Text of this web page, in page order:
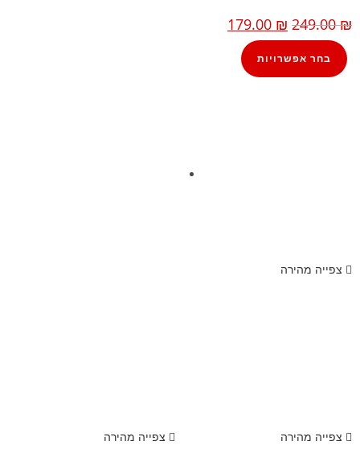
249.00₪
179.00 ₪
בחר אפשרויות
צפייה מהירה
צפייה מהירה
צפייה מהירה